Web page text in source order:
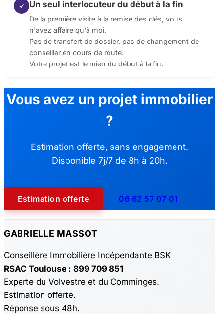
✓ Un seul interlocuteur du début à la fin
De la première visite à la remise des clés, vous
n'avez affaire qu'à moi.
Pas de transfert de dossier, pas de changement de
conseiller en cours de route.
Votre projet est le mien du début à la fin.
Vous avez un projet immobilier
?
Estimation offerte, sans engagement.
Disponible 7j/7 de 8h à 20h.
Estimation offerte 06 62 57 07 01
GABRIELLE MASSOT
Conseillère Immobilière Indépendante BSK
RSAC Toulouse : 899 709 851
Experte du Volvestre et du Comminges.
Estimation offerte.
Réponse sous 48h.